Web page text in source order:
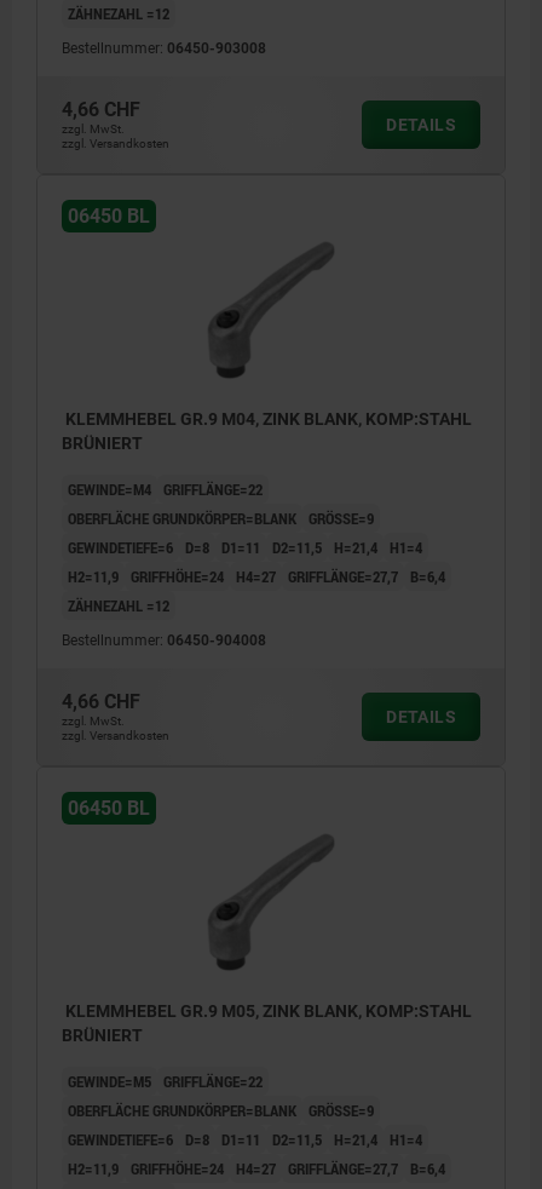
ZÄHNEZAHL =12
Bestellnummer: 06450-903008
4,66 CHF
zzgl. MwSt.
zzgl. Versandkosten
DETAILS
06450 BL
KLEMMHEBEL GR.9 M04, ZINK BLANK, KOMP:STAHL
BRÜNIERT
GEWINDE=M4
GRIFFLÄNGE=22
OBERFLÄCHE GRUNDKÖRPER=BLANK
GRÖSSE=9
GEWINDETIEFE=6
D=8 D1=11 D2=11,5 H=21,4
H1=4
H2=11,9
GRIFFHÖHE=24 H4=27 GRIFFLÄNGE=27,7
B=6,4
ZÄHNEZAHL =12
Bestellnummer: 06450-904008
4,66 CHF
zzgl. MwSt.
zzgl. Versandkosten
DETAILS
06450 BL
KLEMMHEBEL GR.9 M05, ZINK BLANK, KOMP:STAHL
BRÜNIERT
GEWINDE=M5
GRIFFLÄNGE=22
OBERFLÄCHE GRUNDKÖRPER=BLANK
GRÖSSE=9
GEWINDETIEFE=6
D=8 D1=11 D2=11,5 H=21,4
H1=4
H2=11,9
GRIFFHÖHE=24 H4=27 GRIFFLÄNGE=27,7
B=6,4